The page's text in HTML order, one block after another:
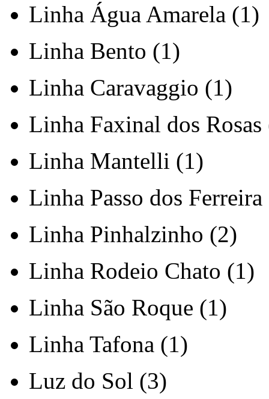
Linha Água Amarela (1)
Linha Bento (1)
Linha Caravaggio (1)
Linha Faxinal dos Rosas
Linha Mantelli (1)
Linha Passo dos
Linha Pinhalzinho (2)
Linha Rodeio Chato (1)
Linha São Roque (1)
Linha Tafona (1)
Luz do Sol (3)